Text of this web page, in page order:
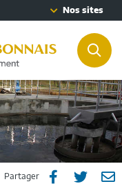
Nos sites
Partager Partager
 